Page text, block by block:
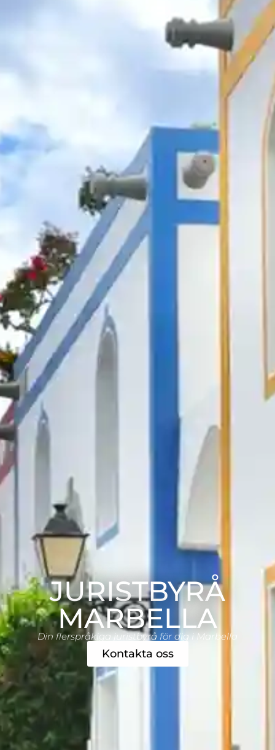
JURISTBYRÅ
MARBELLA
Din flerspråkiga juristbyrå för dig i Marbella
Kontakta oss